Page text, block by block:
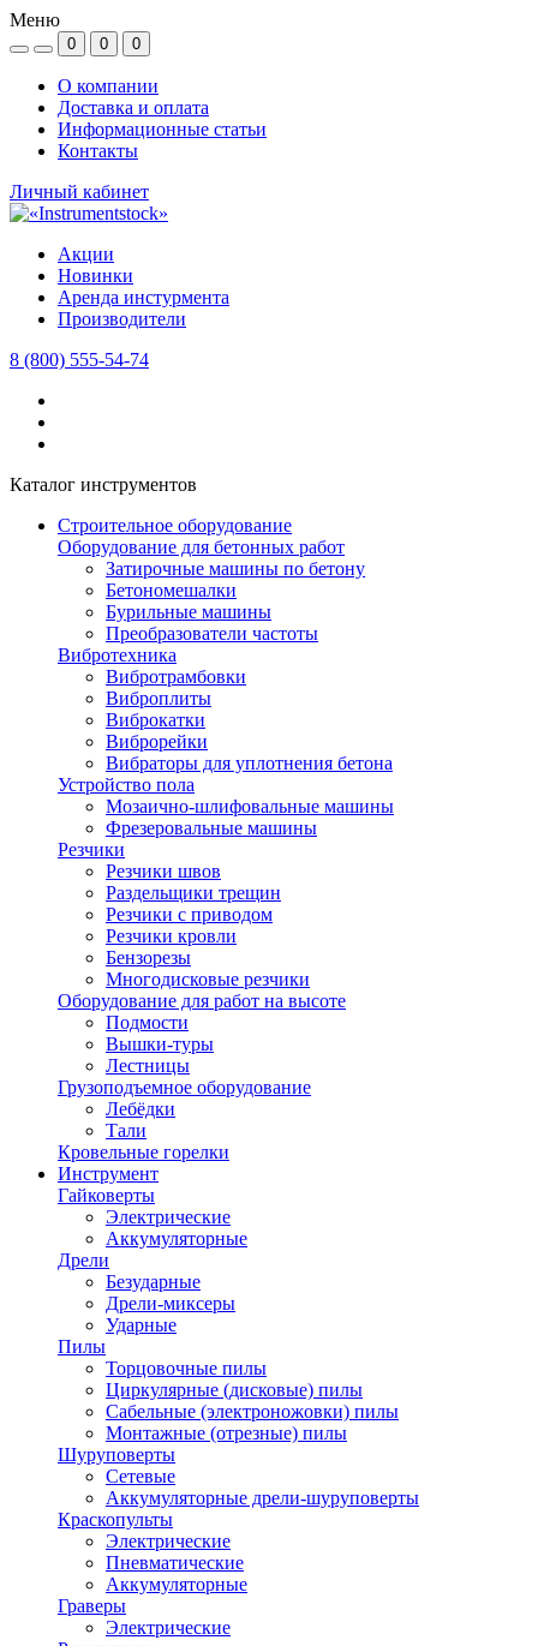
Меню
0 0 0
О компании
Доставка и оплата
Информационные статьи
Контакты
Личный кабинет
Акции
Новинки
Аренда инстурмента
Производители
8 (800) 555-54-74
Каталог инструментов
Строительное оборудование
Оборудование для бетонных работ
Затирочные машины по бетону
Бетономешалки
Бурильные машины
Преобразователи частоты
Вибротехника
Вибротрамбовки
Виброплиты
Виброкатки
Виброрейки
Вибраторы для уплотнения бетона
Устройство пола
Мозаично-шлифовальные машины
Фрезеровальные машины
Резчики
Резчики швов
Раздельщики трещин
Резчики с приводом
Резчики кровли
Бензорезы
Многодисковые резчики
Оборудование для работ на высоте
Подмости
Вышки-туры
Лестницы
Грузоподъемное оборудование
Лебёдки
Тали
Кровельные горелки
Инструмент
Гайковерты
Электрические
Аккумуляторные
Дрели
Безударные
Дрели-миксеры
Ударные
Пилы
Торцовочные пилы
Циркулярные (дисковые) пилы
Сабельные (электроножовки) пилы
Монтажные (отрезные) пилы
Шуруповерты
Сетевые
Аккумуляторные дрели-шуруповерты
Краскопульты
Электрические
Пневматические
Аккумуляторные
Граверы
Электрические